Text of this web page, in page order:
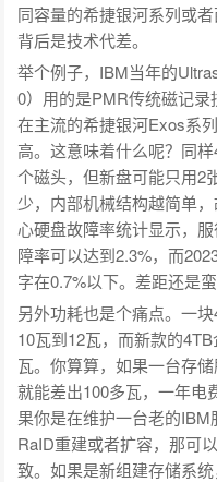
同容量的希捷银河系列或
背后是技术代差。
举个例子，IBM当年的
0）用的是PMR传统磁记
在主流的希捷银河Exos系
高。这意味着什么呢？同
个磁头，但新盘可能只用2
少，内部机械结构越简单
心硬盘故障率统计显示，
障率可以达到2.3%，而
字在0.7%以下。差距还是蛮
另外功耗也是个痛点。一
10瓦到12瓦，而新款的
瓦。你算算，如果一台存
就能差出100多瓦，一年电
果你是在维护一台老的
RaID重建或者扩容，那可
致。如果是新组建存储系